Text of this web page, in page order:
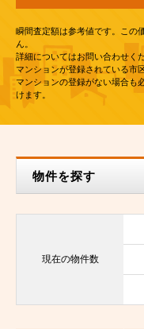
瞬間査定額は参考値です。この
ん。
詳細についてはお問い合わせく
マンションが登録されている市
マンションの登録がない場合も
けます。
物件を探す
現在の物件数